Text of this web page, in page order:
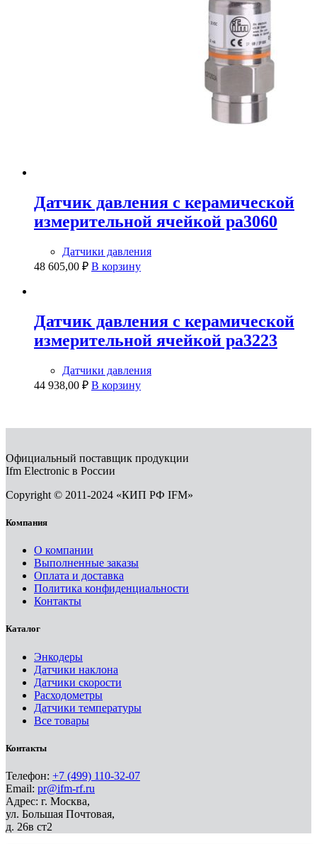
Датчик давления с керамической
измерительной ячейкой pa3060
Датчики давления
48 605,00 ₽ В корзину
Датчик давления с керамической
измерительной ячейкой pa3223
Датчики давления
44 938,00 ₽ В корзину
Официальный поставщик продукции
Ifm Electronic в России
Copyright © 2011-2024 «КИП РФ IFM»
Компания
О компании
Выполненные заказы
Оплата и доставка
Политика конфиденциальности
Контакты
Каталог
Энкодеры
Датчики наклона
Датчики скорости
Расходометры
Датчики температуры
Все товары
Контакты
Телефон: +7 (499) 110-32-07
Email: pr@ifm-rf.ru
Адрес: г. Москва,
ул. Большая Почтовая,
д. 26в ст2